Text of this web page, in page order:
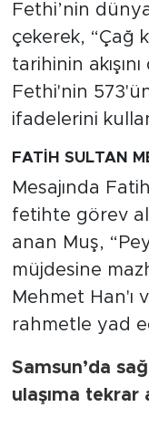
Fethi’nin
çekerek, “Çağ
tarihinin
Fethi'nin
ifadelerini
FATİH SULTAN
Mesajında
fetihte görev
anan Muş,
müjdesine
Mehmet Han'ı
rahmetle yad
Samsun’da
ulaşıma tekrar